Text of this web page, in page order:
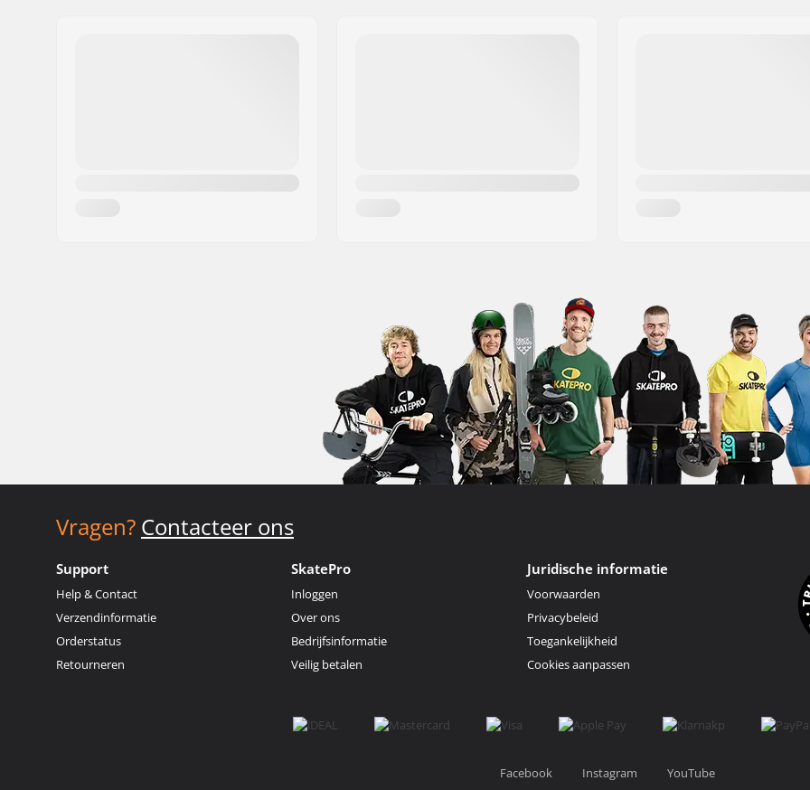
Vragen? Contacteer ons
Support
Help & Contact
Verzendinformatie
Orderstatus
Retourneren
SkatePro
Inloggen
Over ons
Bedrijfsinformatie
Veilig betalen
Juridische informatie
Voorwaarden
Privacybeleid
Toegankelijkheid
Cookies aanpassen
Facebook Instagram YouTube